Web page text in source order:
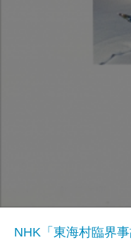
NHK「東海村臨界